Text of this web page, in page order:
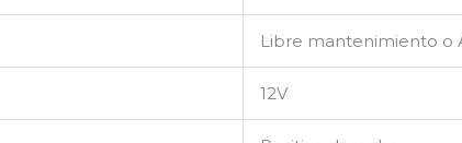
Libre mantenimiento o
12V